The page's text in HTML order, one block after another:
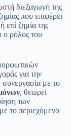
διεξαγωγή της
που επιφέρει
επί ζημία της
ο ρόλος του
για την
με το
, θεωρεί
των
το περιεχόμενο